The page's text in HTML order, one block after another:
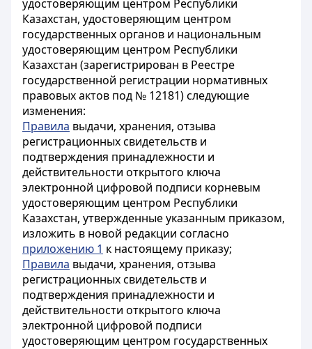
удостоверяющим центром Республики
Казахстан, удостоверяющим центром
государственных органов и национальным
удостоверяющим центром Республики
Казахстан (зарегистрирован в Реестре
государственной регистрации нормативных
правовых актов под № 12181) следующие
изменения:
Правила выдачи, хранения, отзыва
регистрационных свидетельств и
подтверждения принадлежности и
действительности открытого ключа
электронной цифровой подписи корневым
удостоверяющим центром Республики
Казахстан, утвержденные указанным приказом,
изложить в новой редакции согласно
приложению 1 к настоящему приказу;
Правила выдачи, хранения, отзыва
регистрационных свидетельств и
подтверждения принадлежности и
действительности открытого ключа
электронной цифровой подписи
удостоверяющим центром государственных